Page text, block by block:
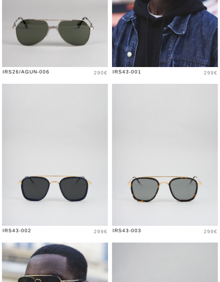
IRS26/AGUN-006 Prix
290€ IRS43-001 Prix
299€
IRS43-002 Prix
299€ IRS43-003 Prix
299€